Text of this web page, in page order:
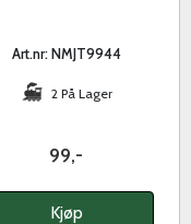
Art.nr: NMJT9944
2 På Lager
99,-
Kjøp